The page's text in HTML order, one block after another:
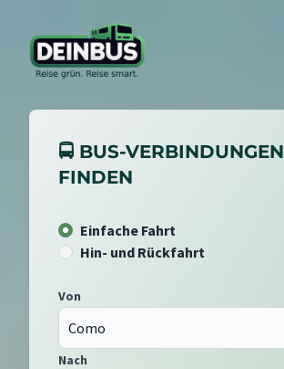
🚍 BUS-VERBINDUNGEN
FINDEN
Einfache Fahrt
Hin- und Rückfahrt
Von
Nach